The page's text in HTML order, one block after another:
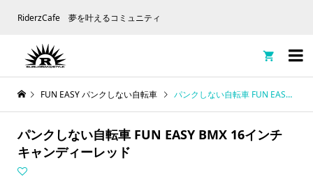
RiderzCafe 夢を叶えるコミュニティ

FUN EASY パンクしない自転車 パンクしない自転車 FUN EASY BMX 16インチ キャンディーレッド
パンクしない自転車 FUN EASY BMX 16インチ
キャンディーレッド